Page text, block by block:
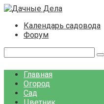
Перейти
контентуКалендарь садовода
Форум
Главная
Огород
Сад